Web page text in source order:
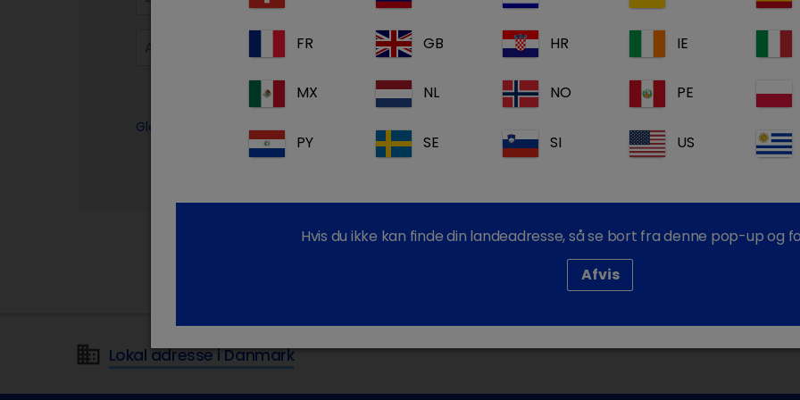
Glemt din adgangskode?
Komplet
Gratis
Lokal adresse i Danmark
FR GB HR IE
MX NL NO PE
PY SE SI US
Hvis du ikke kan finde din landeadresse, så se bort fra denne pop-up og
Afvis